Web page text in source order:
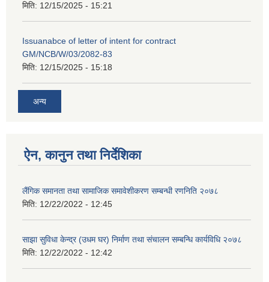
मिति: 12/15/2025 - 15:21
Issuanabce of letter of intent for contract
GM/NCB/W/03/2082-83
मिति: 12/15/2025 - 15:18
अन्य
ऐन, कानुन तथा निर्देशिका
लैंगिक समानता तथा सामाजिक समावेशीकरण सम्बन्धी रणनिति २०७८
मिति: 12/22/2022 - 12:45
साझा सुविधा केन्द्र (उधम घर) निर्माण तथा संचालन सम्बन्धि कार्यविधि २०७८
मिति: 12/22/2022 - 12:42